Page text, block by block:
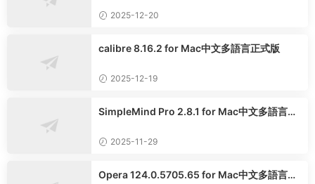
2025-12-20
calibre 8.16.2 for Mac中文多語言正式版
2025-12-19
SimpleMind Pro 2.8.1 for Mac中文多語言專
2025-11-29
Opera 124.0.5705.65 for Mac中文多語言正